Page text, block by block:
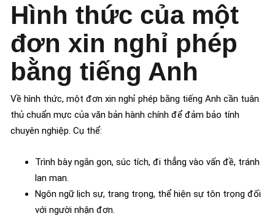
Hình thức của một
đơn xin nghỉ phép
bằng tiếng Anh
Về hình thức, một đơn xin nghỉ phép bằng tiếng Anh cần tuân
thủ chuẩn mực của văn bản hành chính để đảm bảo tính
chuyên nghiệp. Cụ thể:
Trình bày ngắn gọn, súc tích, đi thẳng vào vấn đề, tránh
lan man.
Ngôn ngữ lịch sự, trang trọng, thể hiện sự tôn trọng đối
với người nhận đơn.